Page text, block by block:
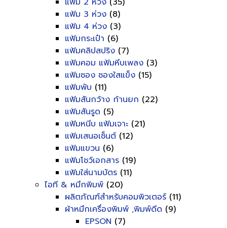
แฟ้ม 3 ห่วง (8)
แฟ้ม 4 ห่วง (3)
แฟ้มกระเป๋า (6)
แฟ้มคลิปสปริง (7)
แฟ้มคอม แฟ้มหีบเพลง (3)
แฟ้มซอง ซองใสแข็ง (15)
แฟ้มพับ (11)
แฟ้มสันกว้าง ก้านยก (22)
แฟ้มสันรูด (5)
แฟ้มหนีบ แฟ้มเจาะ (21)
แฟ้มเสนอเซ็นต์ (12)
แฟ้มแขวน (6)
แฟ้มโชว์เอกสาร (19)
แฟ้มใส่นามบัตร (11)
ไอที & หมึกพิมพ์ (20)
ผลิตภัณฑ์สำหรับคอมพิวเตอร์ (11)
ผ้าหมึกเครื่องพิมพ์ ,พิมพ์ดีด (9)
EPSON (7)